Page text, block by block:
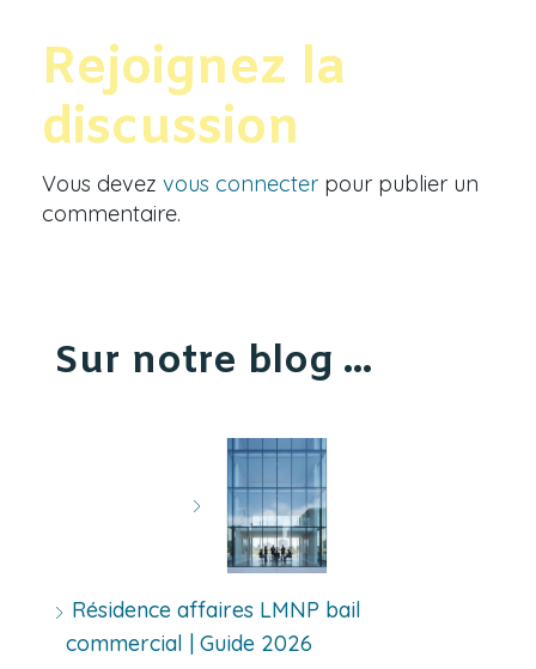
Rejoignez la
discussion
Vous devez vous connecter pour publier un
commentaire.
Sur notre blog ...
Résidence affaires LMNP bail
commercial | Guide 2026